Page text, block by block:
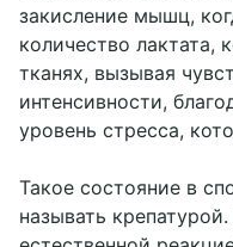
закисление мышц,
количество лактата,
тканях, вызывая
интенсивности,
уровень стресса,
Такое состояние в
называть